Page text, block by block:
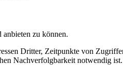
anbieten zu können.
Dritter, Zeitpunkte von
Nachverfolgbarkeit notwendig ist.